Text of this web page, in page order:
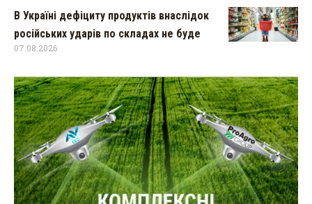
В Україні дефіциту продуктів внаслідок
російських ударів по складах не буде
07.08.2026